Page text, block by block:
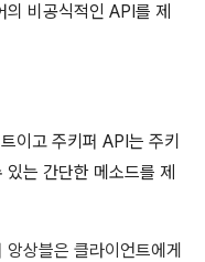
비공식적인 API를 제
이고 주키퍼 API는 주키
는 간단한 메소드를 제
상블은 클라이언트에게